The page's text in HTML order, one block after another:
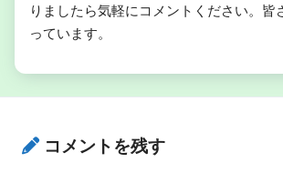
りましたら気軽にコメントください。皆
っています。
コメントを残す